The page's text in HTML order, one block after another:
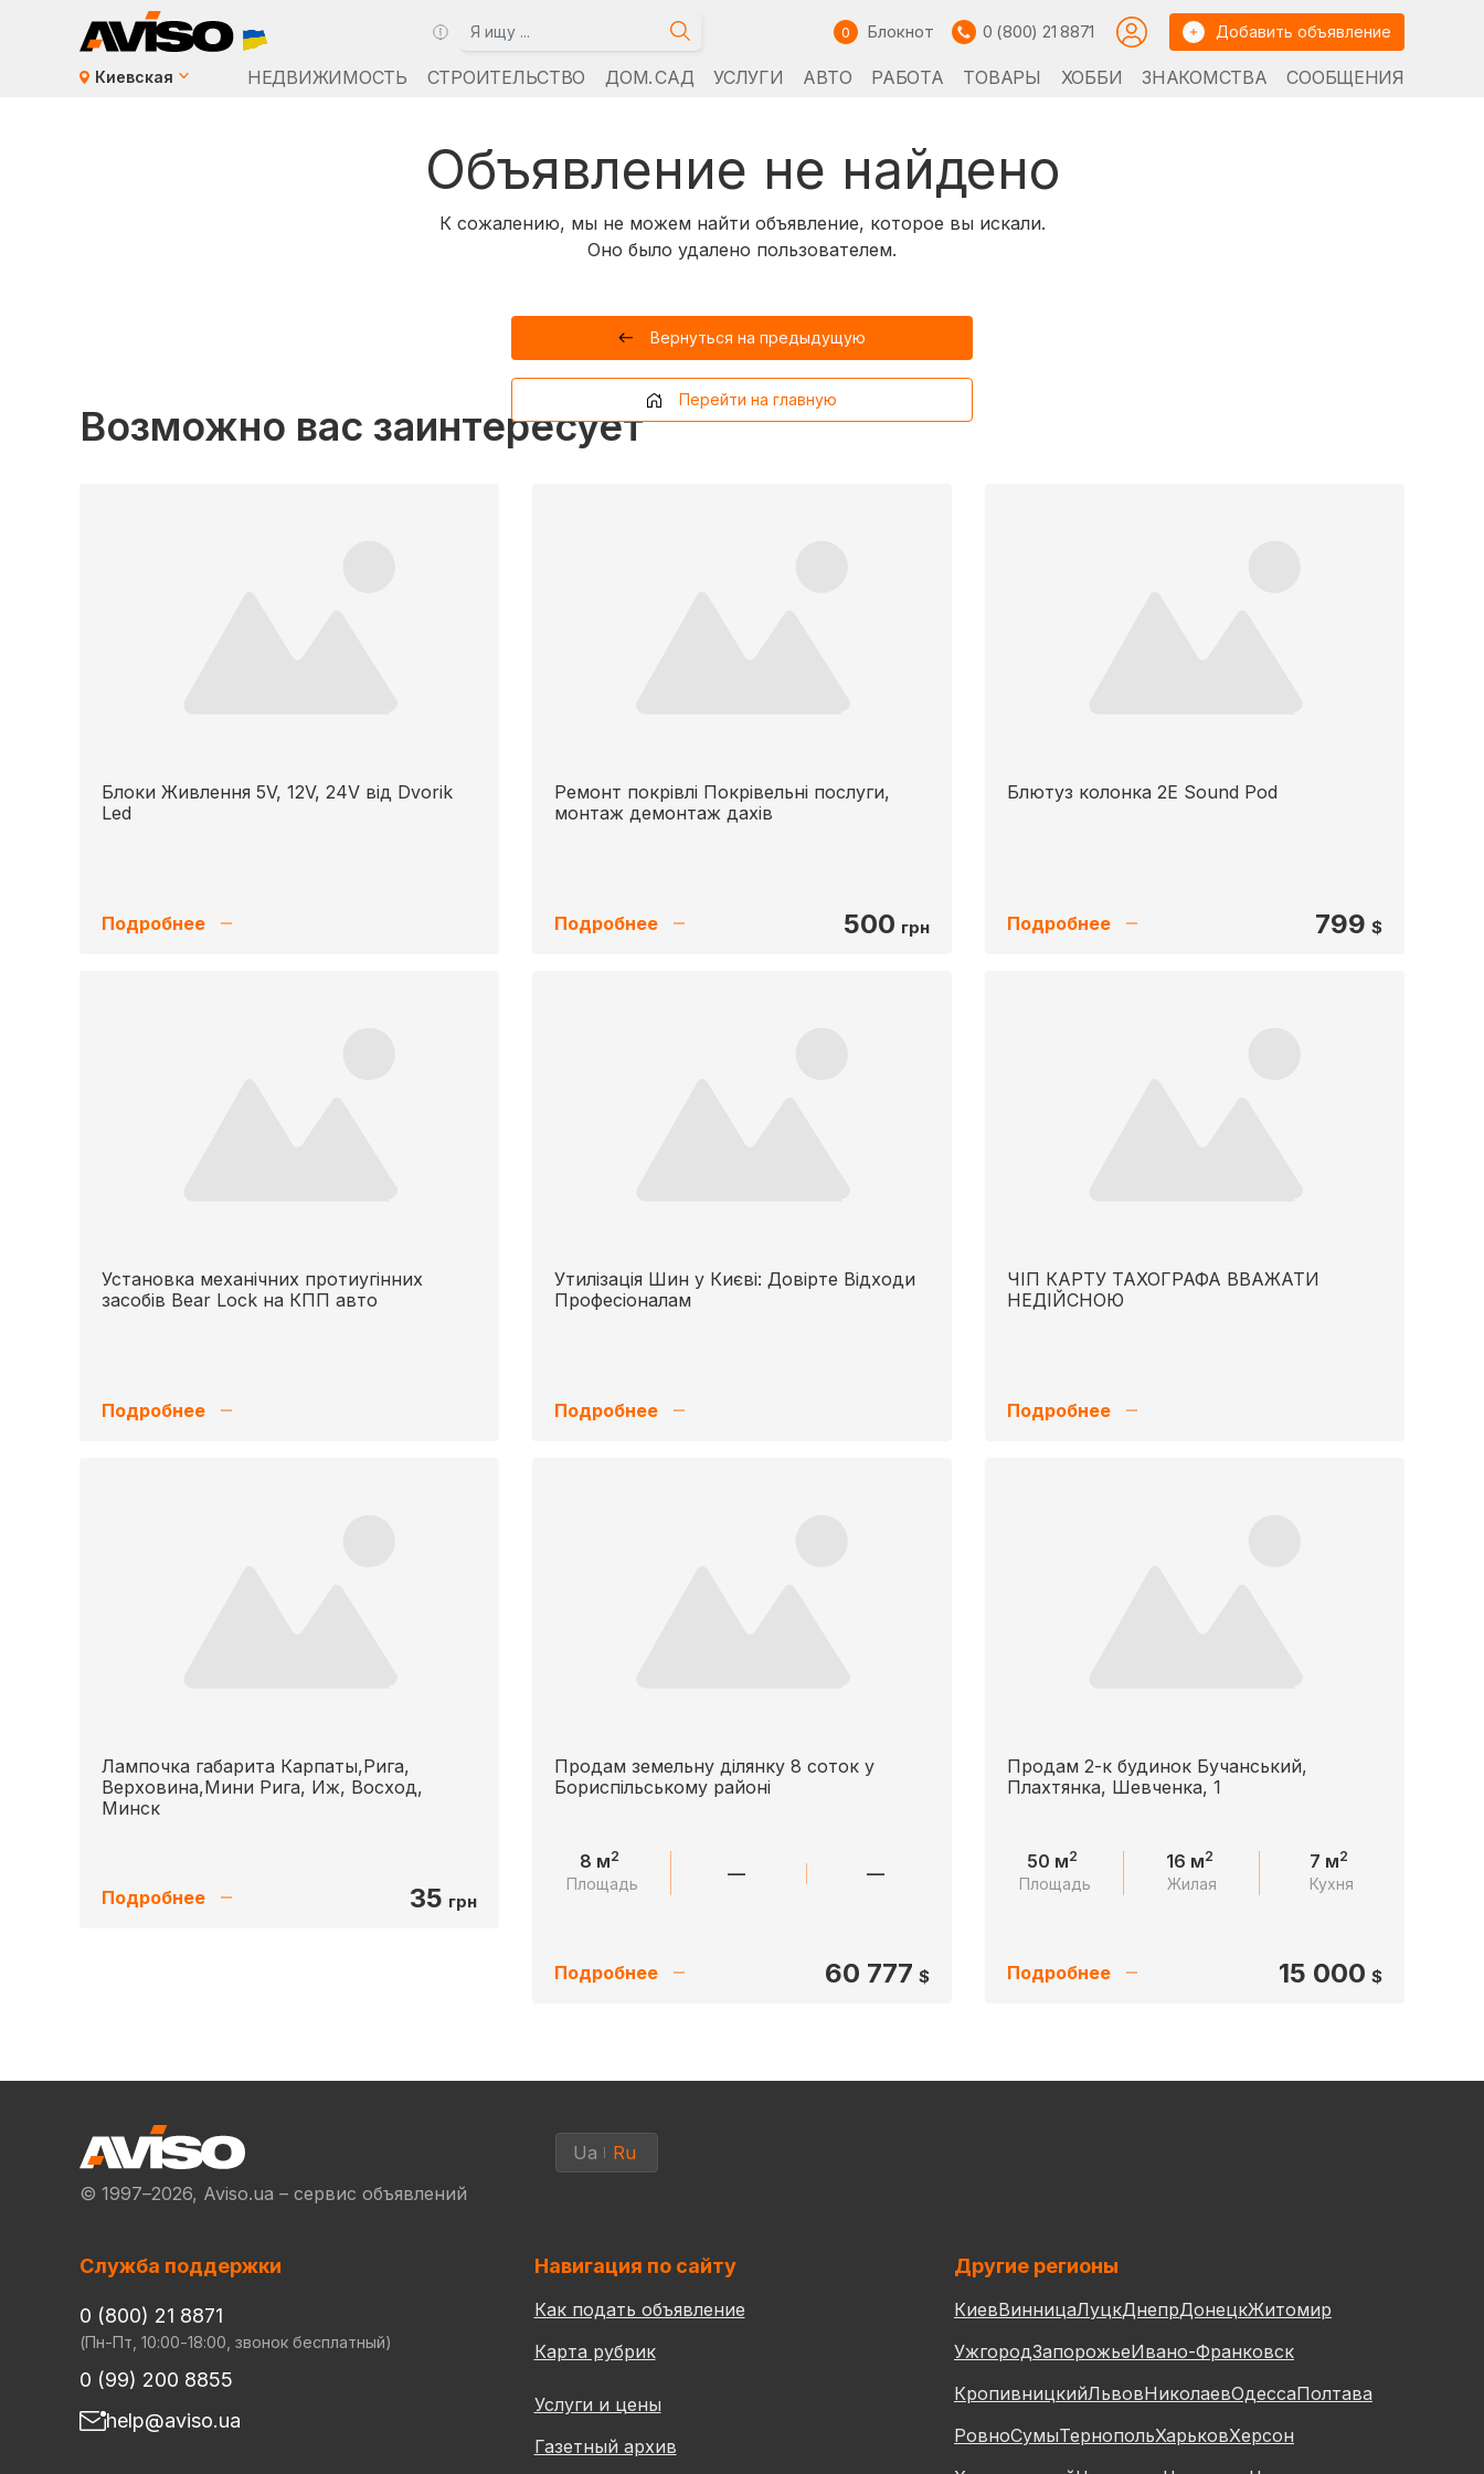
0 Блокнот 0 (800) 21 8871 Добавить объявление
Киевская НЕДВИЖИМОСТЬ СТРОИТЕЛЬСТВО ДОМ. САД УСЛУГИ АВТО РАБОТА ТОВАРЫ ХОББИ ЗНАКОМСТВА СООБЩЕНИЯ
Объявление не найдено
К сожалению, мы не можем найти объявление, которое вы искали.
Оно было удалено пользователем.
Вернуться на предыдущую
Перейти на главную
Возможно вас заинтересует
Блоки Живлення 5V, 12V, 24V від Dvorik
Led
Подробнее
Ремонт покрівлі Покрівельні послуги,
монтаж демонтаж дахів
Подробнее 500 грн
Блютуз колонка 2E Sound Pod
Подробнее 799 $
Установка механічних протиугінних
засобів Bear Lock на КПП авто
Подробнее
Утилізація Шин у Києві: Довірте Відходи
Професіоналам
Подробнее
ЧІП КАРТУ ТАХОГРАФА ВВАЖАТИ
НЕДІЙСНОЮ
Подробнее
Лампочка габарита Карпаты,Рига,
Верховина,Мини Рига, Иж, Восход,
Минск
Подробнее 35 грн
Продам земельну ділянку 8 соток у
Бориспільському районі
8 м2
Площадь — —
Подробнее 60 777 $
Продам 2-к будинок Бучанський,
Плахтянка, Шевченка, 1
50 м2
Площадь
16 м2
Жилая
7 м2
Кухня
Подробнее 15 000 $
© 1997–2026, Aviso.ua – сервис объявлений
Ua Ru
Служба поддержки
0 (800) 21 8871
(Пн-Пт, 10:00-18:00, звонок бесплатный)
0 (99) 200 8855
help@aviso.ua
Навигация по сайту
Как подать объявление
Карта рубрик
Услуги и цены
Газетный архив
Другие регионы
КиевВинницаЛуцкДнепрДонецкЖитомир
УжгородЗапорожьеИвано-Франковск
КропивницкийЛьвовНиколаевОдессаПолтава
РовноСумыТернопольХарьковХерсон